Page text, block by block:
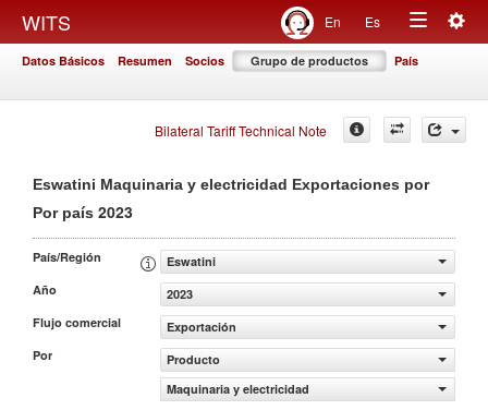
WITS En Es
Toggle
Datos Básicos Resumen Socios Grupo de productos País
Bilateral Tariff Technical Note
Eswatini Maquinaria y electricidad Exportaciones por
Por país 2023
País/Región
Eswatini
Año
2023
Flujo comercial
Exportación
Por
Producto
Maquinaria y electricidad